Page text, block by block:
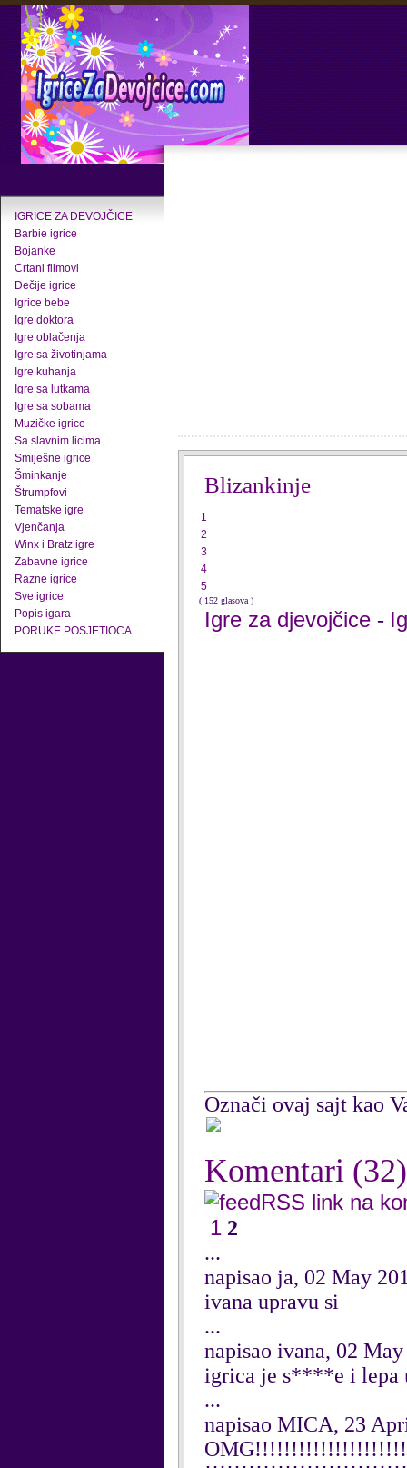
IGRICE ZA DEVOJČICE
Barbie igrice
Bojanke
Crtani filmovi
Dečije igrice
Igrice bebe
Igre doktora
Igre oblačenja
Igre sa životinjama
Igre kuhanja
Igre sa lutkama
Igre sa sobama
Muzičke igrice
Sa slavnim licima
Smiješne igrice
Šminkanje
Štrumpfovi
Tematske igre
Vjenčanja
Winx i Bratz igre
Zabavne igrice
Razne igrice
Sve igrice
Popis igara
PORUKE POSJETIOCA
Blizankinje
1
2
3
4
5
( 152 glasova )
Igre za djevojčice -
Označi ovaj sajt kao
Komentari (32)
RSS link na
1 2
...
napisao ja, 02 May
ivana upravu si
...
napisao ivana, 02
igrica je s****e i lepa
...
napisao MICA, 23